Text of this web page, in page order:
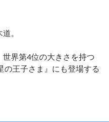
。
界第4位の大きさを持つ
の王子さま』にも登場する